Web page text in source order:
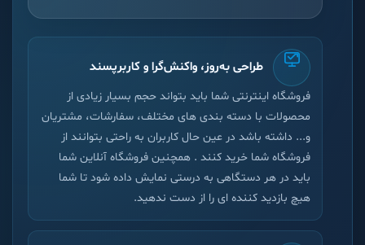
طراحی به‌روز، واکنش‌گرا و کاربرپسند
فروشگاه اینترنتی شما باید بتواند حجم بسیار زیادی از
محصولات با دسته بندی های مختلف، سفارشات، مشتریان
و... داشته باشد در عین حال کاربران به راحتی بتوانند از
فروشگاه شما خرید کنند . همچنین فروشگاه آنلاین شما
باید در هر دستگاهی به درستی نمایش داده ‌شود تا شما
هیچ بازدید کننده ای را از دست ندهید.